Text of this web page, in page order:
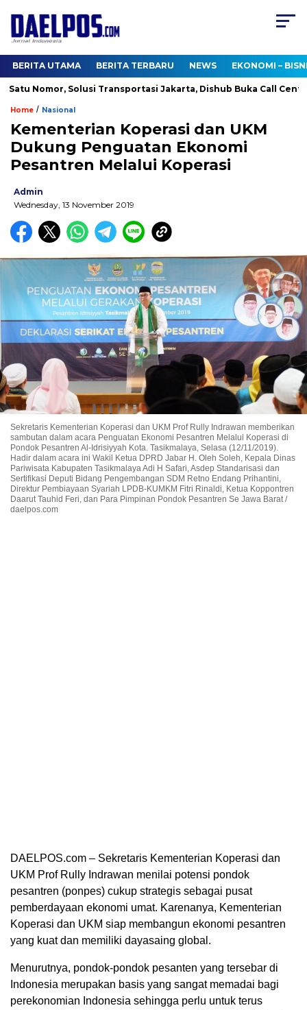
BERITA UTAMA BERITA TERBARU NEWS EKONOMI –
Nomor, Solusi Transportasi Jakarta, Dishub Buka Call Center
Home / Nasional
Kementerian Koperasi dan UKM
Dukung Penguatan Ekonomi
Pesantren Melalui Koperasi
Admin
Wednesday, 13 November 2019
Sekretaris Kementerian Koperasi dan UKM Prof Rully Indrawan memberikan
sambutan dalam acara Penguatan Ekonomi Pesantren Melalui Koperasi di
Pondok Pesantren Al-Idrisiyyah Kota. Tasikmalaya, Selasa (12/11/2019).
Hadir dalam acara ini Wakil Ketua DPRD Jabar H. Oleh Soleh, Kepala Dinas
Pariwisata Kabupaten Tasikmalaya Adi H Safari, Asdep Standarisasi dan
Sertifikasi Deputi Bidang Pengembangan SDM Retno Endang Prihantini,
Direktur Pembiayaan Syariah LPDB-KUMKM Fitri Rinaldi, Ketua Koppontren
Daarut Tauhid Feri, dan Para Pimpinan Pondok Pesantren Se Jawa Barat /
daelpos.com
DAELPOS.com – Sekretaris Kementerian Koperasi dan
UKM Prof Rully Indrawan menilai potensi pondok
pesantren (ponpes) cukup strategis sebagai pusat
pemberdayaan ekonomi umat. Karenanya, Kementerian
Koperasi dan UKM siap membangun ekonomi pesantren
yang kuat dan memiliki dayasaing global.
Menurutnya, pondok-pondok pesanten yang tersebar di
Indonesia merupakan basis yang sangat memadai bagi
perekonomian Indonesia sehingga perlu untuk terus